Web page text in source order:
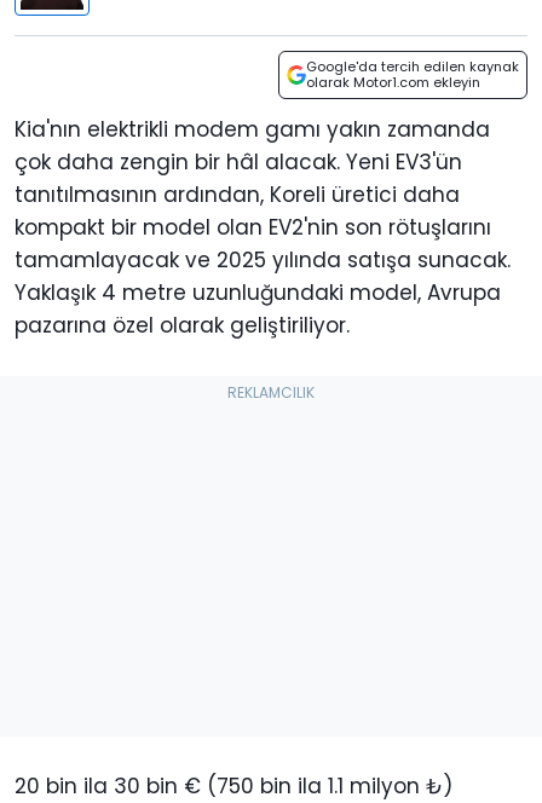
Google'da tercih edilen kaynak
olarak Motor1.com ekleyin
Kia'nın elektrikli modem gamı yakın zamanda
çok daha zengin bir hâl alacak. Yeni EV3'ün
tanıtılmasının ardından, Koreli üretici daha
kompakt bir model olan EV2'nin son rötuşlarını
tamamlayacak ve 2025 yılında satışa sunacak.
Yaklaşık 4 metre uzunluğundaki model, Avrupa
pazarına özel olarak geliştiriliyor.
20 bin ila 30 bin € (750 bin ila 1.1 milyon ₺)